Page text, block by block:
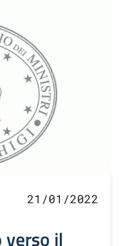
21/01/2022
verso il